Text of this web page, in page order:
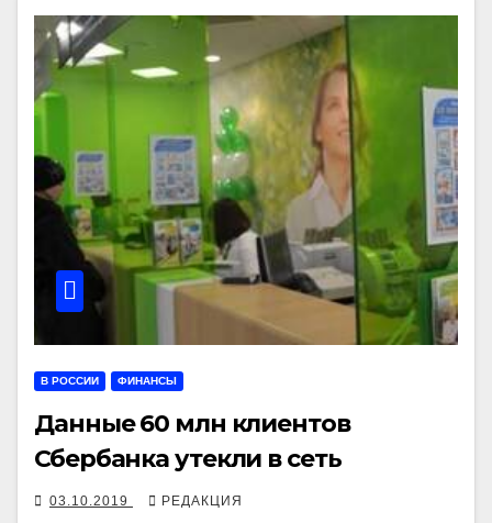
В РОССИИ ФИНАНСЫ
Данные 60 млн клиентов
Сбербанка утекли в сеть
03.10.2019 РЕДАКЦИЯ